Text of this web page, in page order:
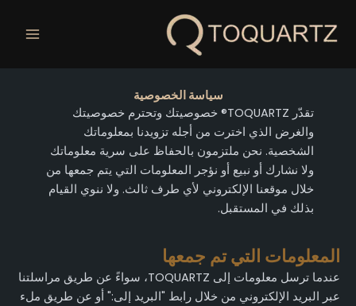
المحتوى
سياسة الخصوصية
تقدّر TOQUARTZ® خصوصيتك وتحترم خصوصيتك
والغرض الذي اخترت من أجله تزويدنا بمعلوماتك
الشخصية. نحن ملتزمون بالحفاظ على سرية معلوماتك
ولا نشارك أو نبيع أو نؤجر المعلومات التي يتم جمعها من
خلال موقعنا الإلكتروني لأي طرف ثالث. ولا ننوي القيام
بذلك في المستقبل.
المعلومات التي تم جمعها
عندما ترسل معلومات إلى TOQUARTZ، سواءً عن طريق مراسلتنا
عبر البريد الإلكتروني من خلال رابط "البريد إلى:" أو عن طريق ملء